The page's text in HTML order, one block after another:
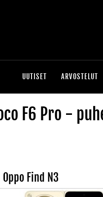
UUTISET ARVOSTELUT
F6 Pro -
Oppo Find N3